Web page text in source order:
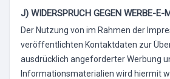
J) WIDERSPRUCH GEGEN WERBE-E-
Der Nutzung von im Rahmen der
veröffentlichten Kontaktdaten zur
ausdrücklich angeforderter Werbung
Informationsmaterialien wird hiermit